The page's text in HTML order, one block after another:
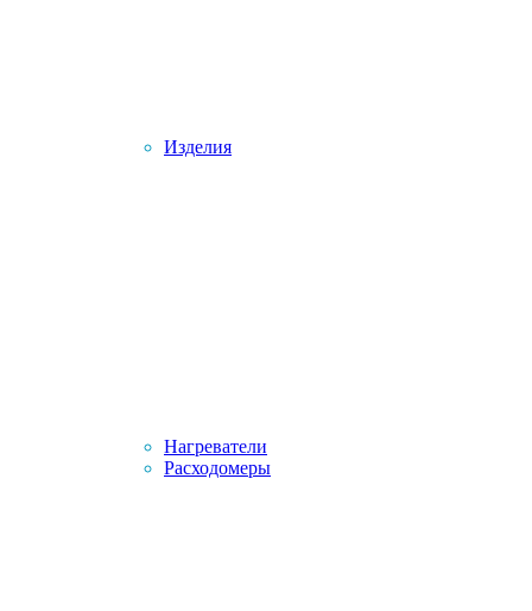
Изделия
Нагреватели
Расходомеры